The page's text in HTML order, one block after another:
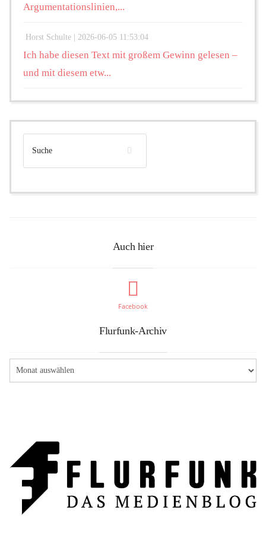
Argumentationslinien,...
Horst Schulte | 2026-06-05 11:53:04
Ich habe diesen Text mit großem Gewinn gelesen –
und mit diesem etw...
Auch hier
Facebook
Flurfunk-Archiv